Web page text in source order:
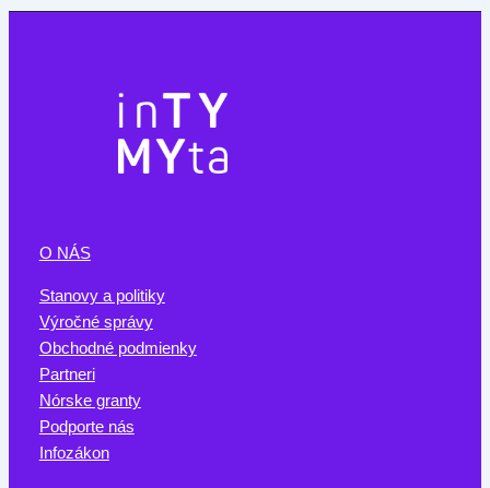
O NÁS
Stanovy a politiky
Výročné správy
Obchodné podmienky
Partneri
Nórske granty
Podporte nás
Infozákon